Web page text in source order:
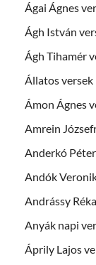
Ágai Ágnes
Ágh István
Ágh Tihamér
Állatos versek
Ámon Ágnes
Amrein
Anderkó
Andók
Andrássy
Anyák napi
Áprily Lajos